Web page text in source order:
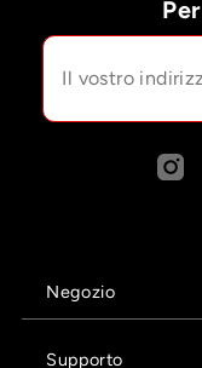
Negozio
Supporto